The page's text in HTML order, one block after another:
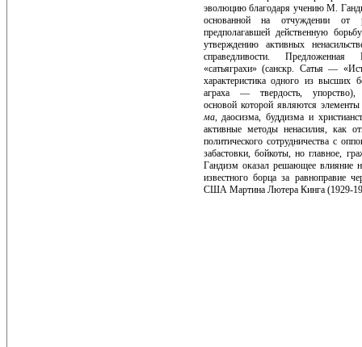
эволюцию благодаря учению М.
основанной на отчуждении
предполагавшей действенную
утверждению активных
справедливости.
«сатьяграхи» (санскр. Сатья —
характеристика одного из высших
аграха — твер­дость, упорство),
основой которой являются
ма, даосизма, буддизма и
активные методы ненасилия, как
политического сотрудничества с
забастовки, бойкоты, но главное,
Гандизм ока­зал решающее влияние
из­вестного борца за равноправие
США Мартина Лютера Кинга (1929-